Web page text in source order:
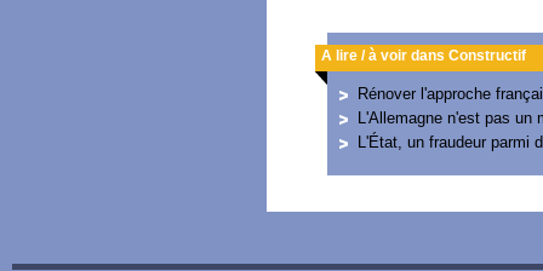
A lire / à voir dans Constructif
Rénover l'approche
L'Allemagne n'est pas un
L'État, un fraudeur parmi